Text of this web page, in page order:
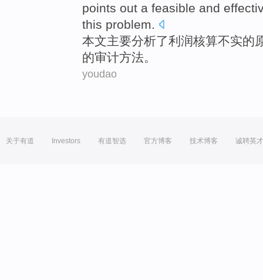
points out a feasible and
this problem.
本文主要分析了利润核算不实的
的审计方法。
youdao
关于有道 Investors 有道智选 官方博客 技术博客 诚聘英才